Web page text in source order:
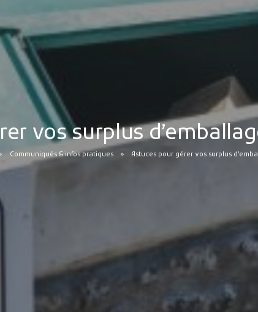
vos surplus
Communiqués & infos pratiques Astuces pour gérer vos surplus